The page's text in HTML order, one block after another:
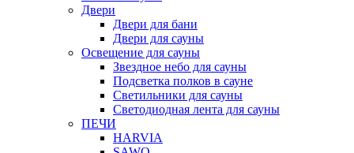
Двери
Двери для бани
Двери для сауны
Освещение для сауны
Звездное небо для сауны
Подсветка полков в сауне
Светильники для сауны
Светодиодная лента для сауны
ПЕЧИ
HARVIA